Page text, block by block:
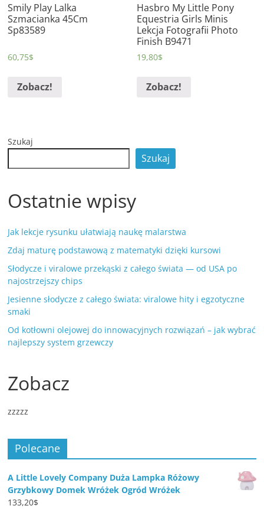
Smily Play Lalka
Szmacianka 45Cm
Sp83589
60,75$
Zobacz!
Hasbro My Little Pony
Equestria Girls Minis
Lekcja Fotografii Photo
Finish B9471
19,80$
Zobacz!
Szukaj
Szukaj
Ostatnie wpisy
Jak lekcje rysunku ułatwiają naukę malarstwa
Zdaj maturę podstawową z matematyki dzięki kursowi
Słodycze i viralowe przekąski z całego świata — od USA po
najostrzejszy chips
Jesienne słodycze z całego świata: viralowe hity i egzotyczne
smaki
Od kotłowni olejowej do innowacyjnych rozwiązań – jak wybrać
najlepszy system grzewczy
Zobacz
zzzzz
Polecane
A Little Lovely Company Duża Lampka Różowy
Grzybkowy Domek Wróżek Ogród Wróżek
133,20$